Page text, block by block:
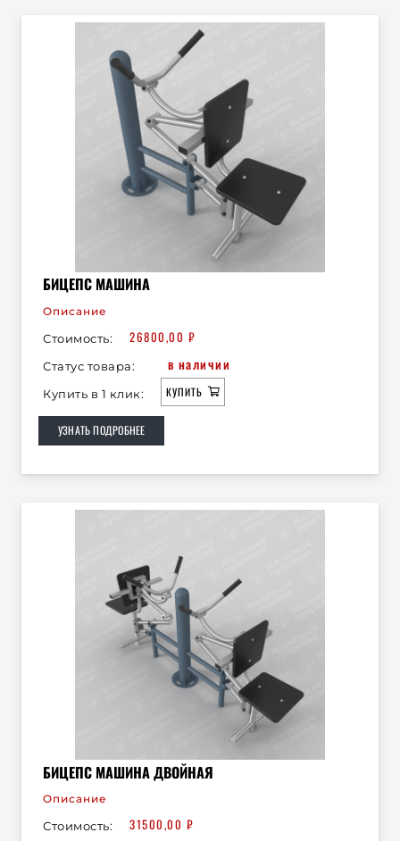
БИЦЕПС МАШИНА
Описание
Стоимость: 26800,00 ₽
Статус товара: в наличии
Купить в 1 клик: КУПИТЬ
УЗНАТЬ ПОДРОБНЕЕ
БИЦЕПС МАШИНА ДВОЙНАЯ
Описание
Стоимость: 31500,00 ₽